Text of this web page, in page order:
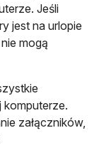
Jeśli
jest na urlopie
mogą
komputerze.
załączników,